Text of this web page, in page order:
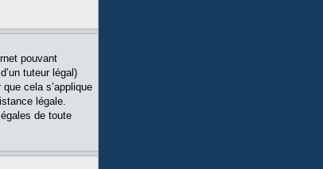
pouvant
tuteur légal)
cela s’applique
légale.
de toute